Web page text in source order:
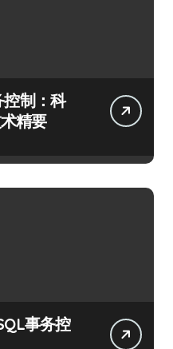
制：科
精要
事务控